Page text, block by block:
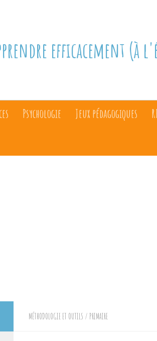
efficacement (à
Psychologie Jeux pédagogiques
MÉTHODOLOGIE ET OUTILS / PRIMAIRE